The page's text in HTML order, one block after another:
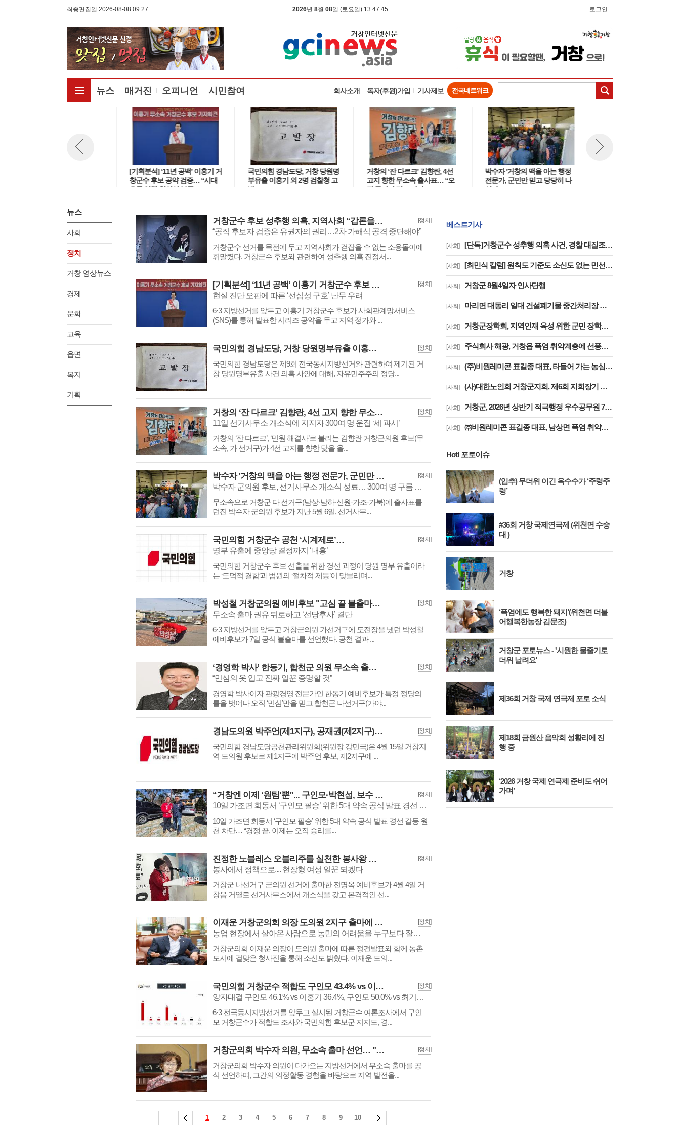
최종편집일 2026-08-08 09:27 2026년 8월 08일 (토요일) 13:47:46 로그인
뉴스 매거진 오피니언 시민참여 회사소개 독자(후원)가입 기사제보 전국네트워크
전체메뉴보기
[기획분석] ‘11년 공백’ 이홍기 거
창군수 후보 공약 검증… “시대
흐름 역행·현실성 부족”
국민의힘 경남도당, 거창 당원명
부유출 이홍기 외 2명 검찰청 고
거창의 ‘잔 다르크’ 김향란, 4선
고지 향한 무소속 출사표… “오
직 군민만 믿고 간다”
박수자 '거창의 맥을 아는 행정
전문가, 군민만 믿고 당당히 나
뉴스
사회
정치
거창 영상뉴스
경제
문화
교육
읍면
복지
기획
[정치]
거창군수 후보 성추행 의혹, 지역사회 “갑론을박” ‘왜 지금’ 아닌 ‘어떤 일’이 있었는가?
“공직 후보자 검증은 유권자의 권리…2차 가해식 공격 중단해야”
거창군수 선거를 목전에 두고 지역사회가 걷잡을 수 없는 소용돌이에
휘말렸다. 거창군수 후보와 관련하여 성추행 의혹 진정서...
[정치]
[기획분석] ‘11년 공백’ 이홍기 거창군수 후보 공약 검증… “시대 흐름 역행·현실성 부족”
현실 진단 오판에 따른 ‘선심성 구호’ 난무 우려
6·3 지방선거를 앞두고 이홍기 거창군수 후보가 사회관계망서비스
(SNS)를 통해 발표한 시리즈 공약을 두고 지역 정가와 ...
[정치]
국민의힘 경남도당, 거창 당원명부유출 이홍기 외 2명 검찰청 고발
국민의힘 경남도당은 제9회 전국동시지방선거와 관련하여 제기된 거
창 당원명부유출 사건 의혹 사안에 대해, 자유민주주의 정당...
[정치]
거창의 ‘잔 다르크’ 김향란, 4선 고지 향한 무소속 출사표… “오직 군민만 믿고 간다”
11일 선거사무소 개소식에 지지자 300여 명 운집 ‘세 과시’
거창의 ‘잔 다르크’, ‘민원 해결사’로 불리는 김향란 거창군의원 후보(무
소속, 가 선거구)가 4선 고지를 향한 닻을 올...
[정치]
박수자 '거창의 맥을 아는 행정 전문가, 군민만 믿고 당당히 나섰다’
박수자 군의원 후보, 선거사무소 개소식 성료… 300여 명 구름 인파 몰려
무소속으로 거창군 다 선거구(남상·남하·신원·가조·가북)에 출사표를
던진 박수자 군의원 후보가 지난 5월 6일, 선거사무...
[정치]
국민의힘 거창군수 공천 ‘시계제로’…
명부 유출에 중앙당 결정까지 ‘내홍’
국민의힘 거창군수 후보 선출을 위한 경선 과정이 당원 명부 유출이라
는 ‘도덕적 결함’과 법원의 ‘절차적 제동’이 맞물리며...
[정치]
박성철 거창군의원 예비후보 "고심 끝 불출마…당 결정 수용하겠다"
무소속 출마 권유 뒤로하고 ‘선당후사’ 결단
6·3 지방선거를 앞두고 거창군의원 가선거구에 도전장을 냈던 박성철
예비후보가 7일 공식 불출마를 선언했다. 공천 결과 ...
[정치]
‘경영학 박사’ 한동기, 합천군 의원 무소속 출마 선언…
“민심의 옷 입고 진짜 일꾼 증명할 것”
경영학 박사이자 관광경영 전문가인 한동기 예비후보가 특정 정당의
틀을 벗어나 오직 ‘민심’만을 믿고 합천군 나선거구(가야...
[정치]
경남도의원 박주언(제1지구), 공재권(제2지구) 공천
국민의힘 경남도당공천관리위원회(위원장 강민국)은 4월 15일 거창지
역 도의원 후보로 제1지구에 박주언 후보, 제2지구에 ...
[정치]
“거창엔 이제 ‘원팀’뿐”... 구인모·박현섭, 보수 압승 위한 ‘전격 통합’ 선언
10일 가조면 회동서 ‘구인모 필승’ 위한 5대 약속 공식 발표 경선 갈등 원천 차단… “경쟁 끝, 이제는 오직 승리를 위한 동반자”
10일 가조면 회동서 ‘구인모 필승’ 위한 5대 약속 공식 발표 경선 갈등 원
천 차단… “경쟁 끝, 이제는 오직 승리를...
[정치]
진정한 노블레스 오블리주를 실천한 봉사왕 전명옥 나,지구 군의원 예비 후보
봉사에서 정책으로.... 현장형 여성 일꾼 되겠다
거창군 나선거구 군의원 선거에 출마한 전명옥 예비후보가 4월 4일 거
창읍 거열로 선거사무소에서 개소식을 갖고 본격적인 선...
[정치]
이재운 거창군의회 의장 도의원 2지구 출마에 따른 정견발표(政見發表)및 대표 공약(公約)
농업 현장에서 살아온 사람으로 농민의 어려움을 누구보다 잘알고 있다.
거창군의회 이재운 의장이 도의원 출마에 따른 정견발표와 함께 농촌
도시에 걸맞은 청사진을 통해 소신도 밝혔다. 이재운 도의...
[정치]
국민의힘 거창군수 적합도 구인모 43.4% vs 이홍기 32.1%
양자대결 구인모 46.1% vs 이홍기 36.4%, 구인모 50.0% vs 최기봉 12.4%로 조사
6·3 전국동시지방선거를 앞두고 실시된 거창군수 여론조사에서 구인
모 거창군수가 적합도 조사와 국민의힘 후보군 지지도, 경...
[정치]
거창군의회 박수자 의원, 무소속 출마 선언… "주민 곁에서 민생 중심 의정 이어갈 것"
거창군의회 박수자 의원이 다가오는 지방선거에서 무소속 출마를 공
식 선언하며, 그간의 의정활동 경험을 바탕으로 지역 발전을...
1 2 3 4 5 6 7 8 9 10
베스트기사
[사회] [단독]거창군수 성추행 의혹 사건, 경찰 대질조사 실시…맞고소 속 수사 본격화
[사회] [최민식 칼럼] 원칙도 기준도 소신도 없는 민선 9기 2026년 거창군청 하반기 정기인사
[사회] 거창군 8월4일자 인사단행
[사회] 마리면 대동리 일대 건설폐기물 중간처리장 추진 절대 반대 기자 회견 및 집회
[사회] 거창군장학회, 지역인재 육성 위한 군민 장학금 기탁 잇따라
[사회] 주식회사 해광, 거창읍 폭염 취약계층에 선풍기 50대 기탁
[사회] (주)비원레미콘 표길종 대표, 타들어 가는 농심에 ‘생명수’ 싣고 달렸다
[사회] (사)대한노인회 거창군지회, 제6회 지회장기 한궁대회 성료
[사회] 거창군, 2026년 상반기 적극행정 우수공무원 7명 선정
[사회] ㈜비원레미콘 표길종 대표, 남상면 폭염 취약계층에 선풍기 20대 기탁… ‘시원한 나눔’ 실천
Hot! 포토이슈
(입추) 무더위 이긴 옥수수가 ‘주렁주
렁’
#36회 거창 국제연극제 (위천면 수승
대 )
거창
‘폭염에도 행복한 돼지’(위천면 더불
어행복한농장 김문조)
거창군 포토뉴스 - '시원한 물줄기로
더위 날려요'
제36회 거창 국제 연극제 포토 소식
제18회 금원산 음악회 성황리에 진
행 중
‘2026 거창 국제 연극제 준비도 쉬어
가며’